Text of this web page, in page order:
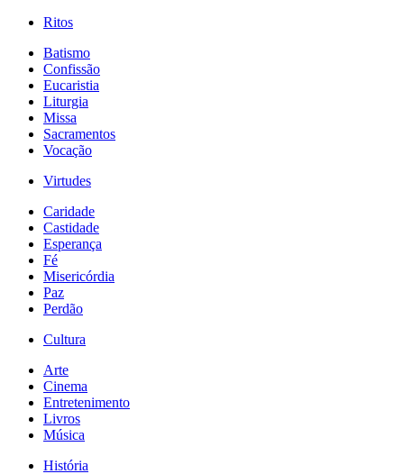
Ritos
Batismo
Confissão
Eucaristia
Liturgia
Missa
Sacramentos
Vocação
Virtudes
Caridade
Castidade
Esperança
Fé
Misericórdia
Paz
Perdão
Cultura
Arte
Cinema
Entretenimento
Livros
Música
História